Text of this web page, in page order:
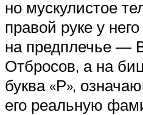
но мускулистое
правой руке у
на предплечье —
Отбросов, а на
буква «Р»,
его реальную